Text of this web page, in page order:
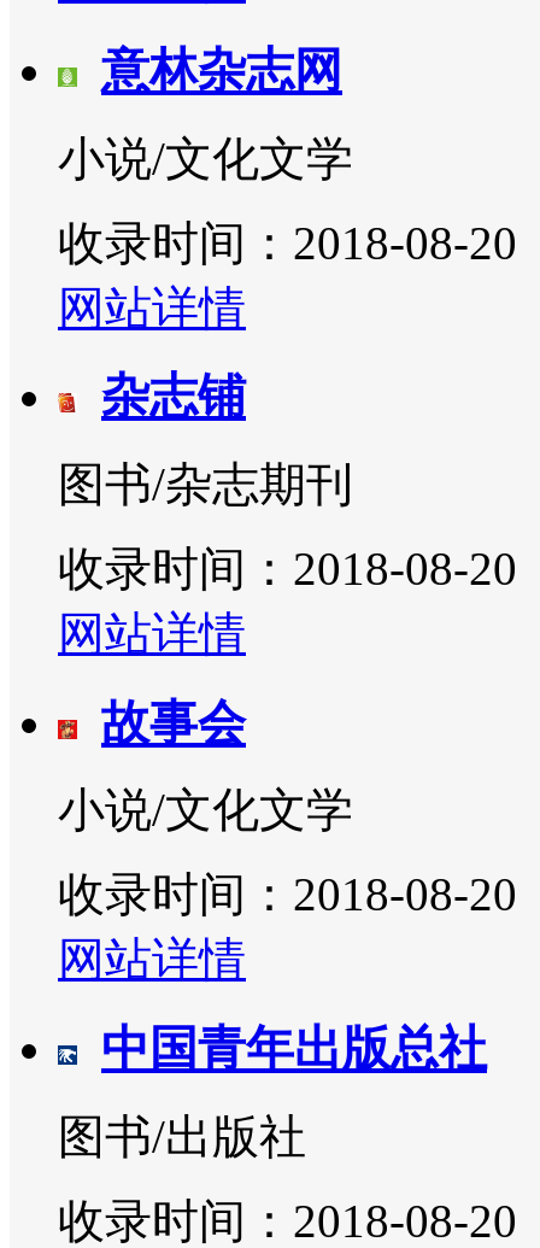
意林杂志网
小说/文化文学
收录时间：2018-08-20
网站详情
杂志铺
图书/杂志期刊
收录时间：2018-08-20
网站详情
故事会
小说/文化文学
收录时间：2018-08-20
网站详情
中国青年出版总社
图书/出版社
收录时间：2018-08-20